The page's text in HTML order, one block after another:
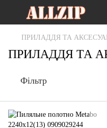
ПРИЛАДДЯ ТА
ПРИЛАДДЯ ТА
Фільтр